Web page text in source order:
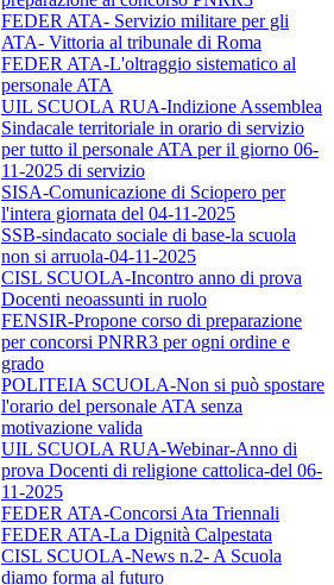
FEDER ATA- Servizio militare per gli
ATA- Vittoria al tribunale di Roma
FEDER ATA-L'oltraggio sistematico al
personale ATA
UIL SCUOLA RUA-Indizione Assemblea
Sindacale territoriale in orario di servizio
per tutto il personale ATA per il giorno 06-
11-2025 di servizio
SISA-Comunicazione di Sciopero per
l'intera giornata del 04-11-2025
SSB-sindacato sociale di base-la scuola
non si arruola-04-11-2025
CISL SCUOLA-Incontro anno di prova
Docenti neoassunti in ruolo
FENSIR-Propone corso di preparazione
per concorsi PNRR3 per ogni ordine e
grado
POLITEIA SCUOLA-Non si può spostare
l'orario del personale ATA senza
motivazione valida
UIL SCUOLA RUA-Webinar-Anno di
prova Docenti di religione cattolica-del 06-
11-2025
FEDER ATA-Concorsi Ata Triennali
FEDER ATA-La Dignità Calpestata
CISL SCUOLA-News n.2- A Scuola
diamo forma al futuro